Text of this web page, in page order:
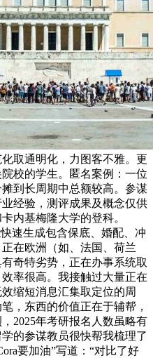
取通明化，力图客不雅。更
校的学生。匿名案例：一位
到长周期中总额较高。参谋
经验，测评成果及概念仅供
内基梅隆大学的登科。
速生成包含保底、婚配、冲
在欧洲（如、法国、荷兰
奇特劣势，正在办事系统取
率很高。我接触过大量正在
缩短消息汇集取定位的周
，东西的价值正在于辅帮，
2025年考研报名人数虽略有
的参谋教员很快帮我梳理了
要加油”写道：“对比了好